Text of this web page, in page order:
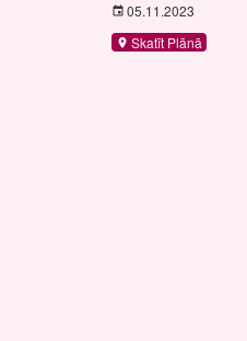
event 05.11.2023
location_on Skatīt Plānā